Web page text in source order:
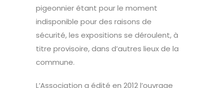
pigeonnier étant pour le moment
indisponible pour des raisons de
sécurité, les expositions se déroulent, à
titre provisoire, dans d’autres lieux de la
commune.
L’Association a édité en 2012 l’ouvrage